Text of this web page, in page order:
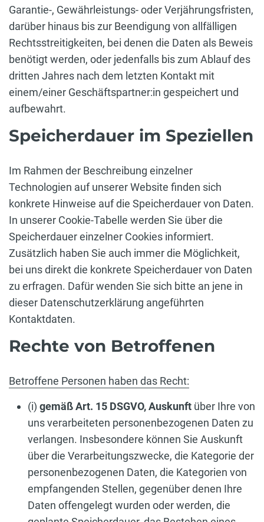
Garantie-, Gewährleistungs- oder Verjährungsfristen,
darüber hinaus bis zur Beendigung von allfälligen
Rechtsstreitigkeiten, bei denen die Daten als Beweis
benötigt werden, oder jedenfalls bis zum Ablauf des
dritten Jahres nach dem letzten Kontakt mit
einem/einer Geschäftspartner:in gespeichert und
aufbewahrt.
Speicherdauer im Speziellen
Im Rahmen der Beschreibung einzelner
Technologien auf unserer Website finden sich
konkrete Hinweise auf die Speicherdauer von Daten.
In unserer Cookie-Tabelle werden Sie über die
Speicherdauer einzelner Cookies informiert.
Zusätzlich haben Sie auch immer die Möglichkeit,
bei uns direkt die konkrete Speicherdauer von Daten
zu erfragen. Dafür wenden Sie sich bitte an jene in
dieser Datenschutzerklärung angeführten
Kontaktdaten.
Rechte von Betroffenen
Betroffene Personen haben das Recht:
(i) gemäß Art. 15 DSGVO,Auskunft über Ihre von
uns verarbeiteten personenbezogenen Daten zu
verlangen. Insbesondere können Sie Auskunft
über die Verarbeitungszwecke, die Kategorie der
personenbezogenen Daten, die Kategorien von
empfangenden Stellen, gegenüber denen Ihre
Daten offengelegt wurden oder werden, die